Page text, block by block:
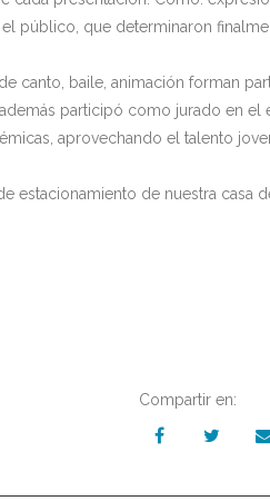
público, que determinaron
canto, baile, animación forman
participó como jurado en el
aprovechando el talento
estacionamiento de nuestra casa
Compartir en: